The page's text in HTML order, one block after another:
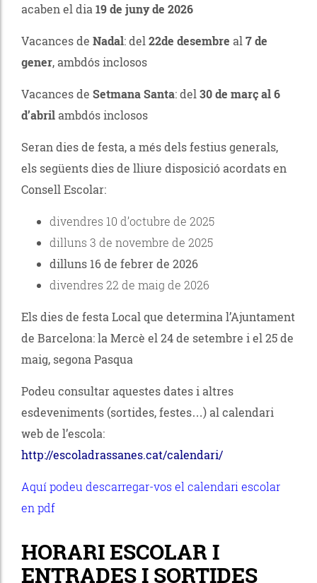
acaben el dia 19 de juny de 2026
Vacances de Nadal: del 22de desembre al 7 de
gener, ambdós inclosos
Vacances de Setmana Santa: del 30 de març al 6
d’abrilambdós inclosos
Seran dies de festa, a més dels festius generals,
els següents dies de lliure disposició acordats en
Consell Escolar:
divendres 10 d’octubre de 2025
dilluns 3 de novembre de 2025
dilluns 16 de febrer de 2026
divendres 22 de maig de 2026
Els dies de festa Local que determina l’Ajuntament
de Barcelona: la Mercè el 24 de setembre i el 25 de
maig, segona Pasqua
Podeu consultar aquestes dates i altres
esdeveniments (sortides, festes…) al calendari
web de l’escola:
http://escoladrassanes.cat/calendari/
Aquí podeu descarregar-vos el calendari escolar
en pdf
HORARI ESCOLAR I
ENTRADES I SORTIDES